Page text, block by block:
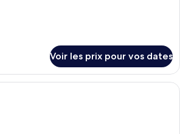
Voir les prix pour vos dates